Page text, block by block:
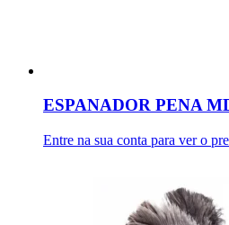
ESPANADOR PENA
Entre na sua conta para ver o